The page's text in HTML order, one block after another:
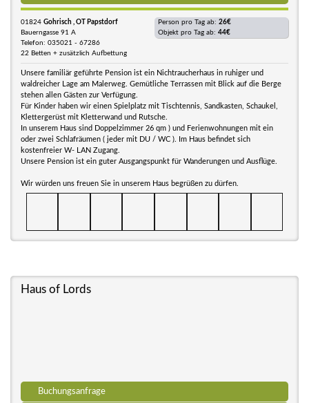
01824 Gohrisch , OT Papstdorf
Bauerngasse 91 A
Telefon: 035021 - 67286
22 Betten + zusätzlich Aufbettung
Person pro Tag ab: 26€
Objekt pro Tag ab: 44€
Unsere familiär geführte Pension ist ein Nichtraucherhaus in ruhiger und
waldreicher Lage am Malerweg. Gemütliche Terrassen mit Blick auf die Berge
stehen allen Gästen zur Verfügung.
Für Kinder haben wir einen Spielplatz mit Tischtennis, Sandkasten, Schaukel,
Klettergerüst mit Kletterwand und Rutsche.
In unserem Haus sind Doppelzimmer 26 qm ) und Ferienwohnungen mit ein
oder zwei Schlafräumen ( jeder mit DU / WC ). Im Haus befindet sich
kostenfreier W- LAN Zugang.
Unsere Pension ist ein guter Ausgangspunkt für Wanderungen und Ausflüge.
Wir würden uns freuen Sie in unserem Haus begrüßen zu dürfen.
Haus of Lords
Buchungsanfrage